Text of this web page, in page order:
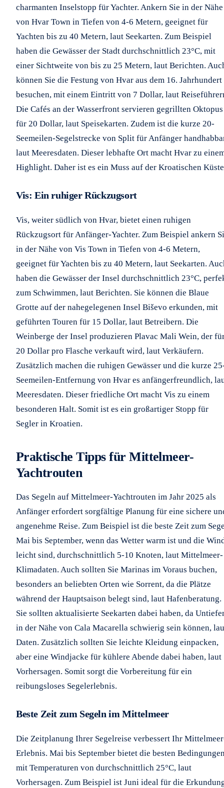
charmanten Inselstopp für Yachter. Ankern Sie in der Nähe
von Hvar Town in Tiefen von 4-6 Metern, geeignet für
Yachten bis zu 40 Metern, laut Seekarten. Zum Beispiel
haben die Gewässer der Stadt durchschnittlich 23°C, mit
einer Sichtweite von bis zu 25 Metern, laut Berichten.
können Sie die Festung von Hvar aus dem 16. Jahrhundert
besuchen, mit einem Eintritt von 7 Dollar, laut
Die Cafés an der Wasserfront servieren gegrillten Oktopus
für 20 Dollar, laut Speisekarten. Zudem ist die kurze 20-
Seemeilen-Segelstrecke von Split für Anfänger
laut Meeresdaten. Dieser lebhafte Ort macht Hvar zu
Highlight. Daher ist es ein Muss auf der Kroatischen
Vis: Ein ruhiger Rückzugsort
Vis, weiter südlich von Hvar, bietet einen ruhigen
Rückzugsort für Anfänger-Yachter. Zum Beispiel ankern
in der Nähe von Vis Town in Tiefen von 4-6 Metern,
geeignet für Yachten bis zu 40 Metern, laut Seekarten.
haben die Gewässer der Insel durchschnittlich 23°C,
zum Schwimmen, laut Berichten. Sie können die Blaue
Grotte auf der nahegelegenen Insel Biševo erkunden, mit
geführten Touren für 15 Dollar, laut Betreibern. Die
Weinberge der Insel produzieren Plavac Mali Wein, der
20 Dollar pro Flasche verkauft wird, laut Verkäufern.
Zusätzlich machen die ruhigen Gewässer und die kurze
Seemeilen-Entfernung von Hvar es anfängerfreundlich,
Meeresdaten. Dieser friedliche Ort macht Vis zu einem
besonderen Halt. Somit ist es ein großartiger Stopp für
Segler in Kroatien.
Praktische Tipps für Mittelmeer-
Yachtrouten
Das Segeln auf Mittelmeer-Yachtrouten im Jahr 2025 als
Anfänger erfordert sorgfältige Planung für eine sichere
angenehme Reise. Zum Beispiel ist die beste Zeit zum
Mai bis September, wenn das Wetter warm ist und die
leicht sind, durchschnittlich 5-10 Knoten, laut Mittelmeer-
Klimadaten. Auch sollten Sie Marinas im Voraus buchen,
besonders an beliebten Orten wie Sorrent, da die Plätze
während der Hauptsaison belegt sind, laut Hafenberatung.
Sie sollten aktualisierte Seekarten dabei haben, da
in der Nähe von Cala Macarella schwierig sein können,
Daten. Zusätzlich sollten Sie leichte Kleidung einpacken,
aber eine Windjacke für kühlere Abende dabei haben, laut
Vorhersagen. Somit sorgt die Vorbereitung für ein
reibungsloses Segelerlebnis.
Beste Zeit zum Segeln im Mittelmeer
Die Zeitplanung Ihrer Segelreise verbessert Ihr
Erlebnis. Mai bis September bietet die besten
mit Temperaturen von durchschnittlich 25°C, laut
Vorhersagen. Zum Beispiel ist Juni ideal für die